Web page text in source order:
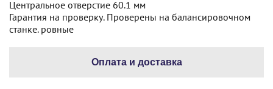
Центральное отверстие 60.1 мм
Гарантия на проверку. Проверены на балансировочном
станке. ровные
Оплата и доставка